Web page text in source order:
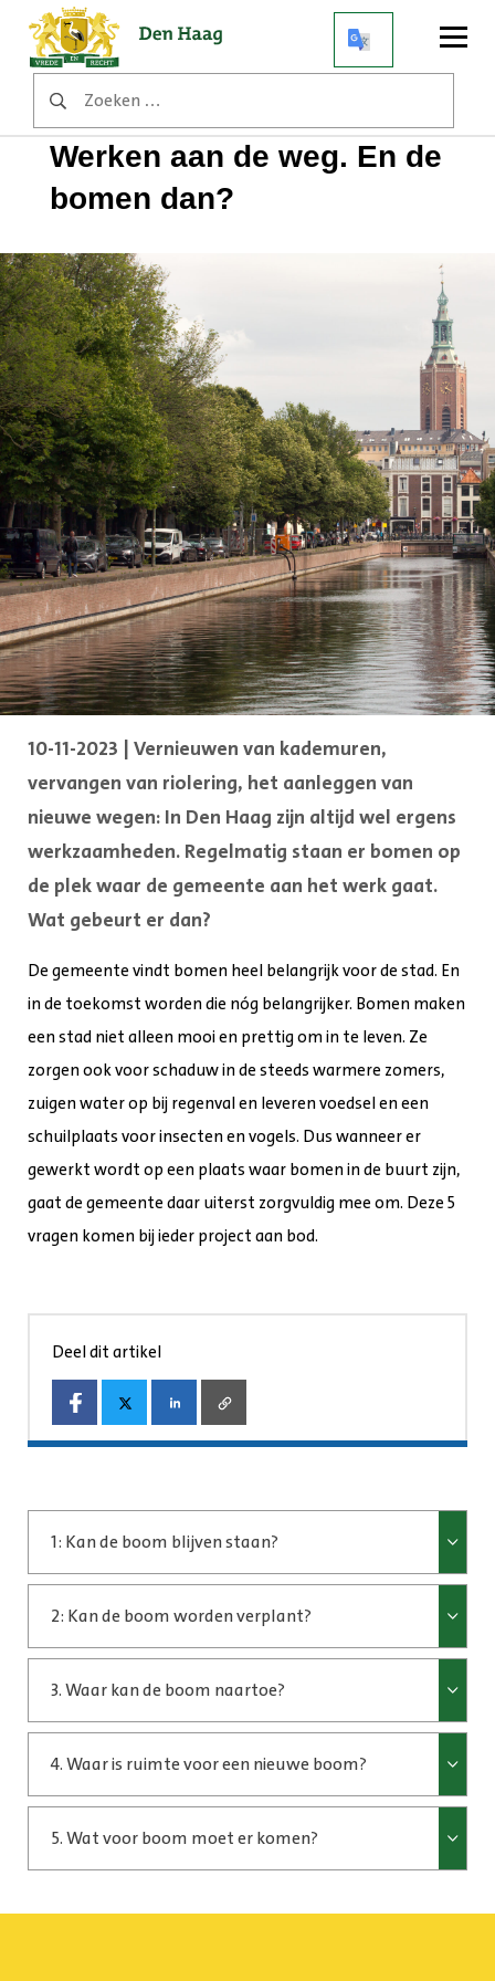
naar:
Open
Werken aan de weg. En de
bomen dan?
Werken aan de weg. En de bomen dan?
10-11-2023 | Vernieuwen van kademuren,
vervangen van riolering, het aanleggen van
nieuwe wegen: In Den Haag zijn altijd wel ergens
werkzaamheden. Regelmatig staan er bomen op
de plek waar de gemeente aan het werk gaat.
Wat gebeurt er dan?
De gemeente vindt bomen heel belangrijk voor de stad. En
in de toekomst worden die nóg belangrijker. Bomen maken
een stad niet alleen mooi en prettig om in te leven. Ze
zorgen ook voor schaduw in de steeds warmere zomers,
zuigen water op bij regenval en leveren voedsel en een
schuilplaats voor insecten en vogels. Dus wanneer er
gewerkt wordt op een plaats waar bomen in de buurt zijn,
gaat de gemeente daar uiterst zorgvuldig mee om. Deze 5
vragen komen bij ieder project aan bod.
Deel dit artikel
1: Kan de boom blijven staan?
2: Kan de boom worden verplant?
3. Waar kan de boom naartoe?
4. Waar is ruimte voor een nieuwe boom?
5. Wat voor boom moet er komen?